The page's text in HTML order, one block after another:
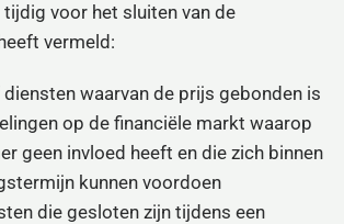
tijdig voor het sluiten van de
vermeld:
waarvan de prijs gebonden is
op de financiële markt waarop
geen invloed heeft en die zich binnen
kunnen voordoen
die gesloten zijn tijdens een